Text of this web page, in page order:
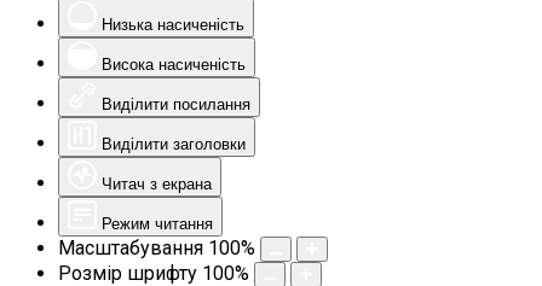
Низька насиченість
Висока насиченість
Виділити посилання
Виділити заголовки
Читач з екрана
Режим читання
Масштабування 100%
Розмір шрифту 100%